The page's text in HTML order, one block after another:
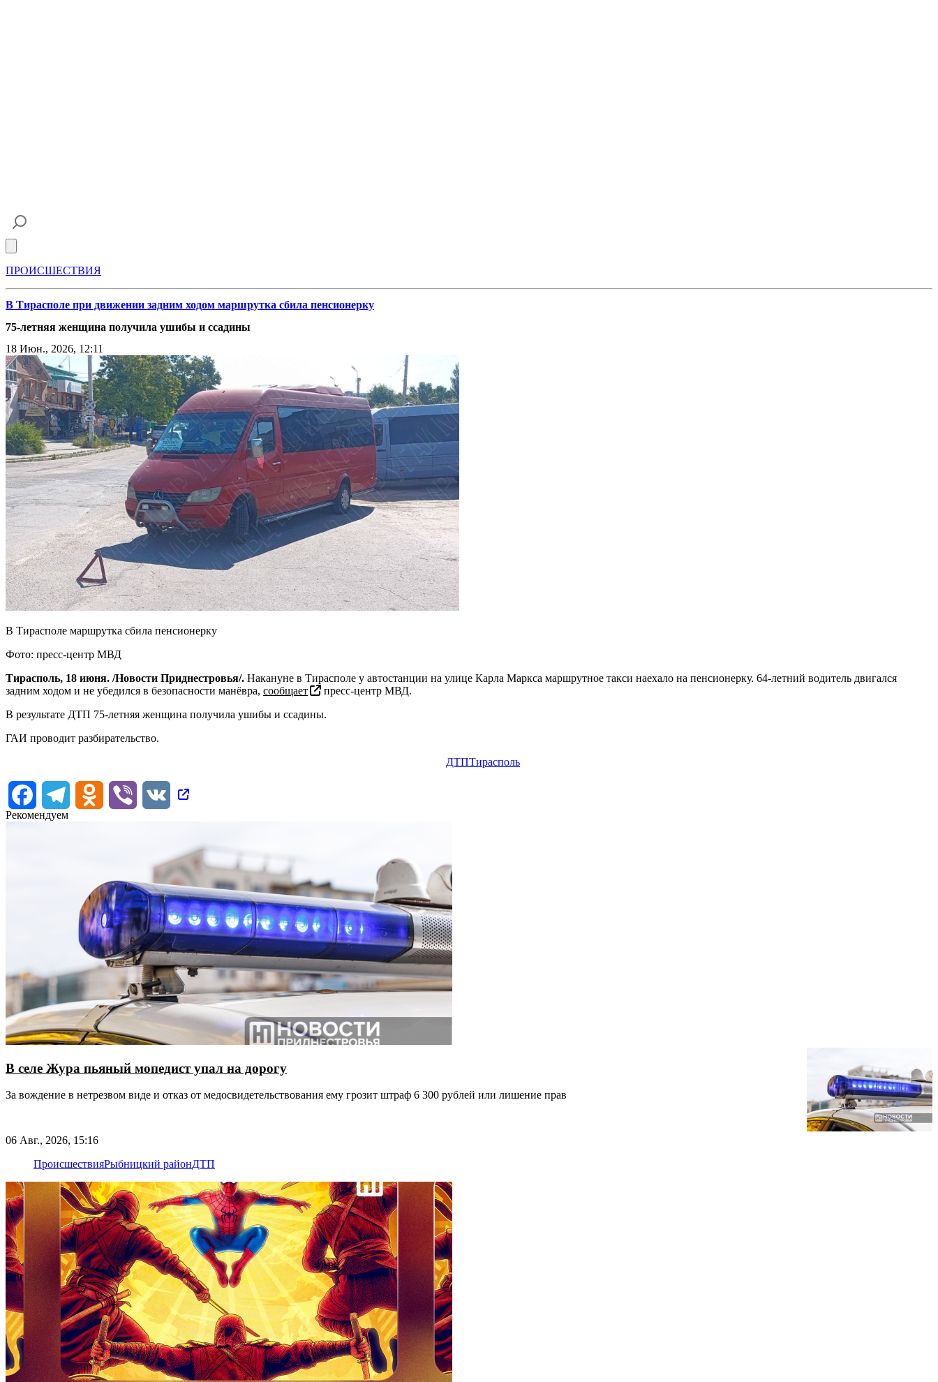
ПРОИСШЕСТВИЯ
В Тирасполе при движении задним ходом маршрутка сбила пенсионерку
75-летняя женщина получила ушибы и ссадины
18 Июн., 2026, 12:11
В Тирасполе маршрутка сбила пенсионерку
Фото: пресс-центр МВД
Тирасполь, 18 июня. /Новости Приднестровья/. Накануне в Тирасполе у автостанции на улице Карла Маркса маршрутное такси наехало на пенсионерку. 64-летний водитель двигался
задним ходом и не убедился в безопасности манёвра, сообщает
пресс-центр МВД.
В результате ДТП 75-летняя женщина получила ушибы и ссадины.
ГАИ проводит разбирательство.
ДТПТирасполь
FacebookTelegram Odnoklassniki
Viber
VK
Рекомендуем
В селе Жура пьяный мопедист упал на дорогу
За вождение в нетрезвом виде и отказ от медосвидетельствования ему грозит штраф 6 300 рублей или лишение прав
06 Авг., 2026, 15:16
ПроисшествияРыбницкий районДТП